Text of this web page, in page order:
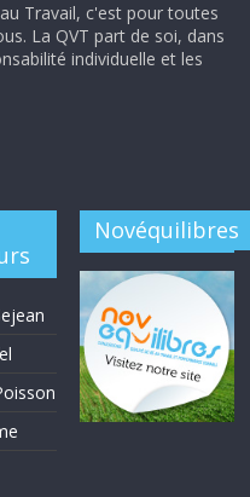
Travail, c'est pour toutes
La QVT part de soi, dans
individuelle et les
Novéquilibres